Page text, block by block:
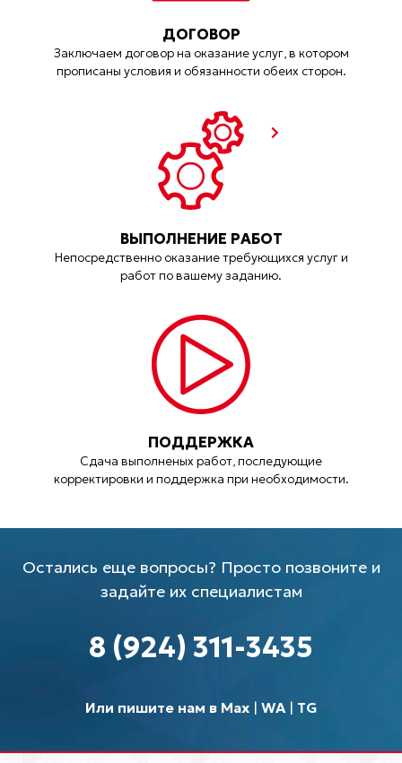
ДОГОВОР
Заключаем договор на оказание услуг, в котором
прописаны условия и обязанности обеих сторон.
ВЫПОЛНЕНИЕ РАБОТ
Непосредственно оказание требующихся услуг и
работ по вашему заданию.
ПОДДЕРЖКА
Сдача выполненых работ, последующие
корректировки и поддержка при необходимости.
Остались еще вопросы? Просто позвоните и
задайте их специалистам
8 (924) 311-3435
Или пишите нам в Max| WA| TG